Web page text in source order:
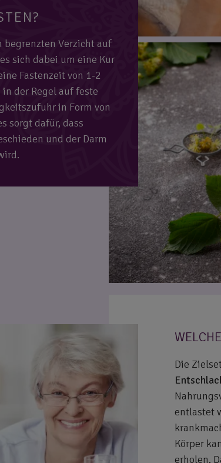
Verzicht auf
sich dabei um eine Kur
Fastenzeit von 1-2
der Regel auf feste
in Form von
sorgt dafür, dass
und der Darm
Die
entlastet
Körper
erholen.